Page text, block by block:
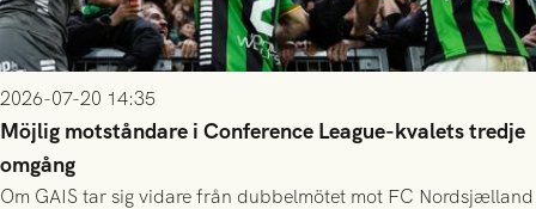
2026-07-20 14:35
Möjlig motståndare i Conference League-kvalets tredje
omgång
Om GAIS tar sig vidare från dubbelmötet mot FC Nordsjælland